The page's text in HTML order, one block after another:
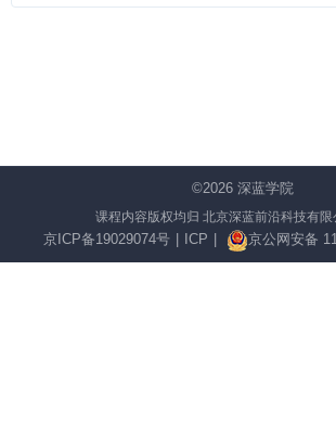
©2026 深蓝学院
课程内容版权均归 北京深蓝前沿科技有
京ICP备19029074号 ICP 京公网安备